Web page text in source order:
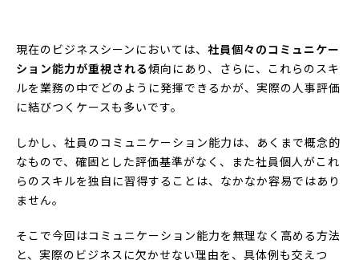
現在のビジネスシーンにおいては、 社員個々のコミュニケー
ション能力が重視される傾向にあり、さらに、これらのスキ
ルを業務の中でどのように発揮できるかが、実際の人事評価
に結びつくケースも多いです。
しかし、社員のコミュニケーション能力は、あくまで概念的
なもので、確固とした評価基準がなく、また社員個人がこれ
らのスキルを独自に習得することは、なかなか容易ではあり
ません。
そこで今回はコミュニケーション能力を無理なく高める方法
と、実際のビジネスに欠かせない理由を、具体例も交えつ